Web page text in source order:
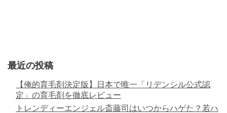
最近の投稿
【俺的育毛剤決定版】日本で唯一「リデンシル公式認
定」の育毛剤を徹底レビュー
トレンディーエンジェル斎藤司はいつからハゲた？若ハ